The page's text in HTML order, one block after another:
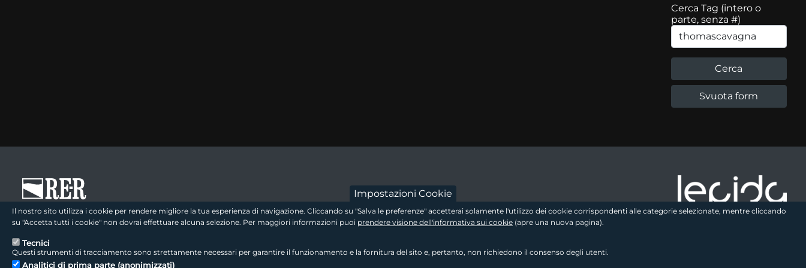
Cerca Tag (intero o
parte, senza #)
footer - sezione logo 1 footer - sezione logo2
footer - sezione colophon
LepidaScpA
footer - sezione link utili
Impostazioni Cookie
Il nostro sito utilizza i cookie per rendere migliore la tua esperienza di navigazione. Cliccando su "Salva le preferenze" accetterai solamente l'utilizzo dei cookie corrispondenti alle categorie selezionate, mentre cliccando
su "Accetta tutti i cookie" non dovrai effettuare alcuna selezione. Per maggiori informazioni puoi prendere visione dell'informativa sui cookie (apre una nuova pagina).
Tecnici
Questi strumenti di tracciamento sono strettamente necessari per garantire il funzionamento e la fornitura del sito e, pertanto, non richiedono il consenso degli utenti.
Analitici di prima parte (anonimizzati)